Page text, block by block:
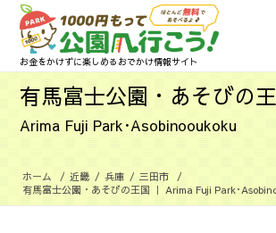
お金をかけずに楽しめるおでかけ情報サイト
有馬富士公園・あそびの
Arima Fuji Park･Asobinooukoku
ホーム / 近畿 / 兵庫 / 三田市
/
有馬富士公園・あそびの王国 ｜ Arima Fuji Park･